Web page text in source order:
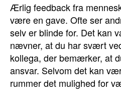
Ærlig feedback fra
være en gave. Ofte ser
selv er blinde for. Det kan
nævner, at du har svært
kollega, der bemærker, at
ansvar. Selvom det kan
rummer det mulighed for